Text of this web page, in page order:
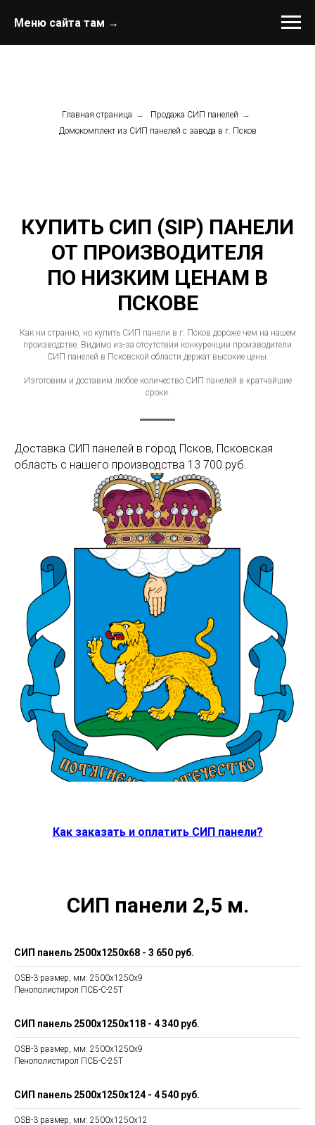
Меню сайта там →
Главная страница → Продажа СИП панелей →
Домокомплект из СИП панелей с завода в г. Псков
КУПИТЬ СИП (SIP) ПАНЕЛИ
ОТ ПРОИЗВОДИТЕЛЯ
ПО НИЗКИМ ЦЕНАМ В
ПСКОВЕ
Как ни странно, но купить СИП панели в г. Псков дороже чем на нашем
производстве. Видимо из-за отсутствия конкуренции производители
СИП панелей в Псковской области держат высокие цены.
Изготовим и доставим любое количество СИП панелей в кратчайшие
сроки.
Доставка СИП панелей в город Псков, Псковская
область с нашего производства 13 700 руб.
Как заказать и оплатить СИП панели?
СИП панели 2,5 м.
СИП панель 2500х1250х68 - 3 650 руб.
OSB-3 размер, мм: 2500х1250х9
Пенополистирол ПСБ-С-25Т
СИП панель 2500х1250х118 - 4 340 руб.
OSB-3 размер, мм: 2500х1250х9
Пенополистирол ПСБ-С-25Т
СИП панель 2500х1250х124- 4 540 руб.
OSB-3 размер, мм: 2500х1250х12